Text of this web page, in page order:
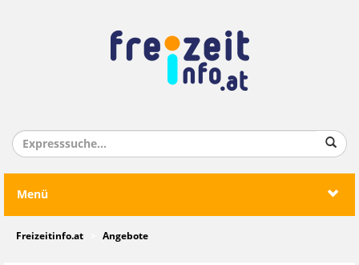
Menü
Freizeitinfo.at Angebote